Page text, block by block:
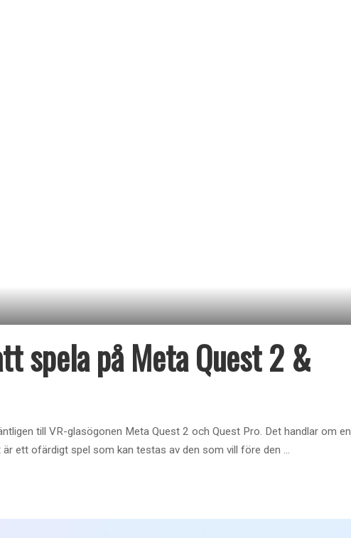
spela på Meta Quest 2 &
till VR-glasögonen Meta Quest 2 och Quest Pro. Det handlar om en
är ett ofärdigt spel som kan testas av den som vill före den ...